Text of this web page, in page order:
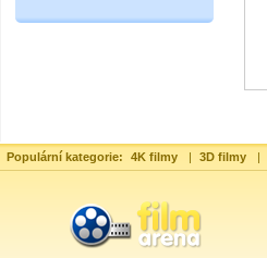
Populární kategorie: 4K filmy | 3D filmy |